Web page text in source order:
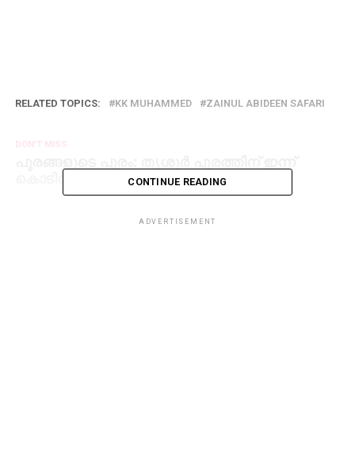
RELATED TOPICS: KK MUHAMMED ZAINUL ABIDEEN SAFARI
DON'T MISS
കൊടിയേറ്റം
CONTINUE READING
ADVERTISEMENT